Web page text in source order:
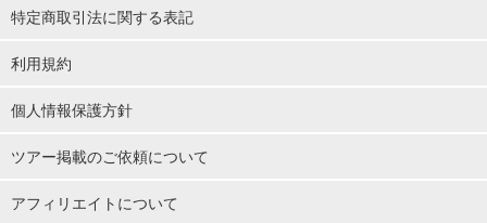
게다가 '푸른 동굴' 안에는 야행성인 용설란 무리가 서식하고 있다.
비일상적인 경험임에 틀림없다! 매우 설레네요☆.
特定商取引法に関する表記
利用規約
個人情報保護方針
ツアー掲載のご依頼について
アフィリエイトについて